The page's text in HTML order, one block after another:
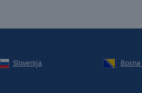
Slovenija